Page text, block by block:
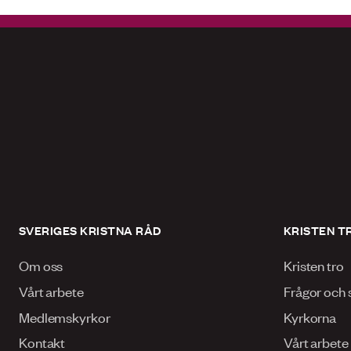
SVERIGES KRISTNA RÅD
Om oss
Vårt arbete
Medlemskyrkor
Kontakt
KRISTEN
Kristen tro
Frågor och
Kyrkorna
Vårt arbete